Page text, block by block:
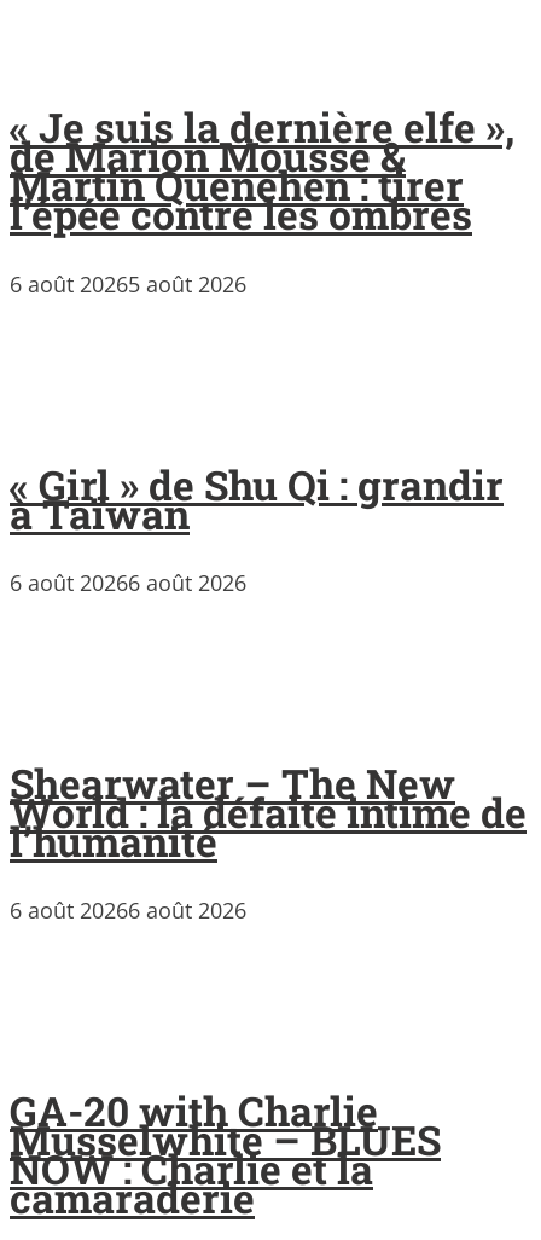
« Je suis la dernière elfe »,
de Marion Mousse &
Martin Quenehen : tirer
l’épée contre les ombres
6 août 20265 août 2026
« Girl » de Shu Qi : grandir
à Taïwan
6 août 20266 août 2026
Shearwater – The New
World : la défaite intime de
l’humanité
6 août 20266 août 2026
GA-20 with Charlie
Musselwhite – BLUES
NOW : Charlie et la
camaraderie